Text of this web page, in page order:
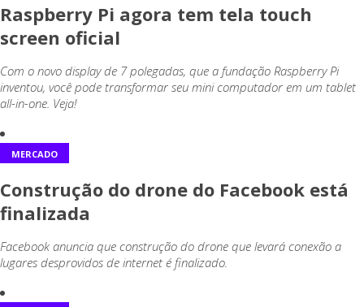
Raspberry Pi agora tem tela touch
screen oficial
Com o novo display de 7 polegadas, que a fundação Raspberry Pi
inventou, você pode transformar seu mini computador em um tablet
all-in-one. Veja!
MERCADO
Construção do drone do Facebook está
finalizada
Facebook anuncia que construção do drone que levará conexão a
lugares desprovidos de internet é finalizado.